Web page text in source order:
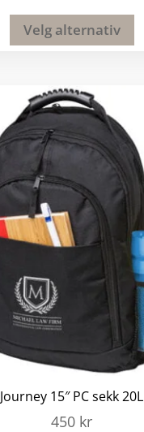
Velg alternativ
Journey 15″ PC sekk 20L
450 kr